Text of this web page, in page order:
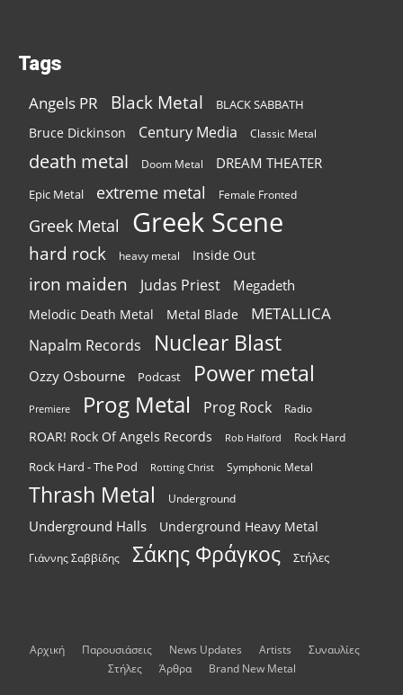
Tags
Angels PR Black Metal BLACK SABBATH
Bruce Dickinson Century Media Classic Metal
death metal Doom Metal DREAM THEATER
Epic Metal extreme metal Female Fronted
Greek Metal Greek Scene
hard rock heavy metal Inside Out
iron maiden Judas Priest Megadeth
Melodic Death Metal Metal Blade METALLICA
Napalm Records Nuclear Blast
Ozzy Osbourne Podcast Power metal
Premiere Prog Metal Prog Rock Radio
ROAR! Rock Of Angels Records Rob Halford Rock Hard
Rock Hard - The Pod Rotting Christ Symphonic Metal
Thrash Metal Underground
Underground Halls Underground Heavy Metal
Γιάννης Σαββίδης Σάκης Φράγκος Στήλες
Αρχική Παρουσιάσεις News Updates Artists
Συναυλίες
Στήλες
Άρθρα Brand New Metal